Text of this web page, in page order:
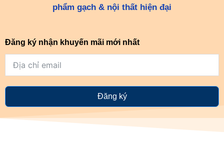
phẩm gạch & nội thất hiện đại
Đăng ký nhận khuyến mãi mới nhất
Đăng ký